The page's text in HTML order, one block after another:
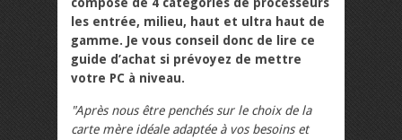
les entrée, milieu, haut et ultra haut de
gamme. Je vous conseil donc de lire ce
guide d’achat si prévoyez de mettre
votre PC à niveau.
"Après nous être penchés sur le choix de la
carte mère idéale adaptée à vos besoins et